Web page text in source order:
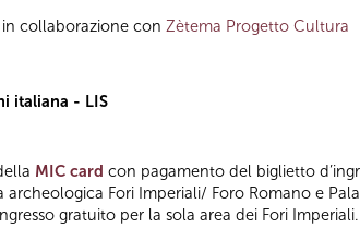
collaborazione con Zètema Progetto Cultura
italiana - LIS
MIC card con pagamento del biglietto
archeologica Fori Imperiali/ Foro Romano e
gratuito per la sola area dei Fori Imperiali.